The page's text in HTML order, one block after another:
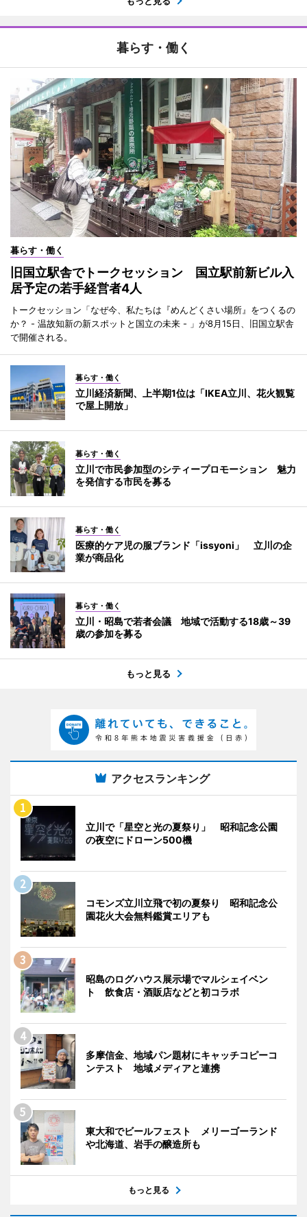
暮らす・働く
暮らす・働く
旧国立駅舎でトークセッション 国立駅前新ビル入
居予定の若手経営者4人
トークセッション「なぜ今、私たちは『めんどくさい場所』をつくるの
か？ - 温故知新の新スポットと国立の未来 - 」が8月15日、旧国立駅舎
で開催される。
暮らす・働く
立川経済新聞、上半期1位は「IKEA立川、花火観覧
で屋上開放」
暮らす・働く
立川で市民参加型のシティープロモーション 魅力
を発信する市民を募る
暮らす・働く
医療的ケア児の服ブランド「issyoni」 立川の企
業が商品化
暮らす・働く
立川・昭島で若者会議 地域で活動する18歳～39
歳の参加を募る
もっと見る
アクセスランキング
立川で「星空と光の夏祭り」 昭和記念公園
の夜空にドローン500機
コモンズ立川立飛で初の夏祭り 昭和記念公
園花火大会無料鑑賞エリアも
昭島のログハウス展示場でマルシェイベン
ト 飲食店・酒販店などと初コラボ
多摩信金、地域パン題材にキャッチコピーコ
ンテスト 地域メディアと連携
東大和でビールフェスト メリーゴーランド
や北海道、岩手の醸造所も
もっと見る